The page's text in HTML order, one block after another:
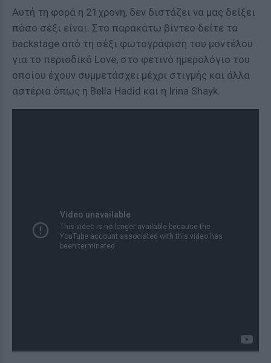
Αυτή τη φορά η 21χρονη, δεν διστάζει να μας δείξει
πόσο σέξι είναι. Στο παρακάτω βίντεο δείτε τα
backstage από τη σέξι φωτογράφιση του μοντέλου
για το περιοδικό Love, στο φετινό ημερολόγιο του
οποίου έχουν συμμετάσχει μέχρι στιγμής και άλλα
αστέρια όπως η Bella Hadid και η Irina Shayk.